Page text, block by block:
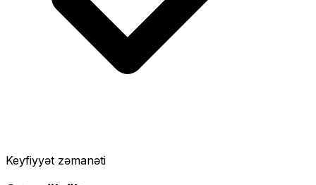
Keyfiyyət zəmanəti